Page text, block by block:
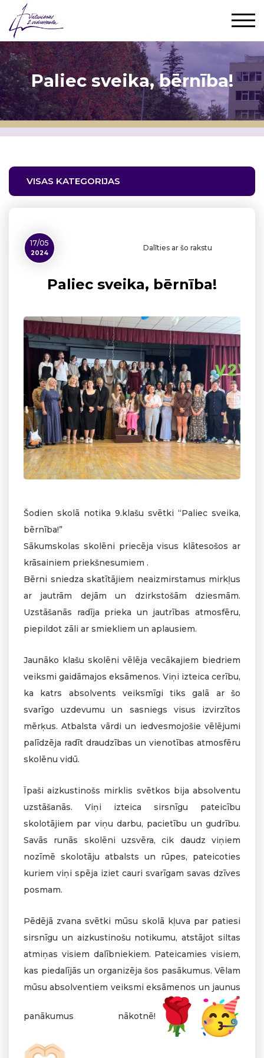
Paliec sveika, bērnība!
VISAS KATEGORIJAS
17/05
2024
Dalīties ar šo rakstu
Paliec sveika, bērnība!
Šodien skolā notika 9.klašu svētki “Paliec sveika,
bērnība!”
Sākumskolas skolēni priecēja visus klātesošos ar
krāsainiem priekšnesumiem .
Bērni sniedza skatītājiem neaizmirstamus mirkļus
ar jautrām dejām un dzirkstošām dziesmām.
Uzstāšanās radīja prieka un jautrības atmosfēru,
piepildot zāli ar smiekliem un aplausiem.
Jaunāko klašu skolēni vēlēja vecākajiem biedriem
veiksmi gaidāmajos eksāmenos. Viņi izteica cerību,
ka katrs absolvents veiksmīgi tiks galā ar šo
svarīgo uzdevumu un sasniegs visus izvirzītos
mērķus. Atbalsta vārdi un iedvesmojošie vēlējumi
palīdzēja radīt draudzības un vienotības atmosfēru
skolēnu vidū.
Īpaši aizkustinošs mirklis svētkos bija absolventu
uzstāšanās. Viņi izteica sirsnīgu pateicību
skolotājiem par viņu darbu, pacietību un gudrību.
Savās runās skolēni uzsvēra, cik daudz viņiem
nozīmē skolotāju atbalsts un rūpes, pateicoties
kuriem viņi spēja iziet cauri svarīgam savas dzīves
posmam.
Pēdējā zvana svētki mūsu skolā kļuva par patiesi
sirsnīgu un aizkustinošu notikumu, atstājot siltas
atmiņas visiem dalībniekiem. Pateicamies visiem,
kas piedalījās un organizēja šos pasākumus. Vēlam
mūsu absolventiem veiksmi eksāmenos un jaunus
panākumus nākotnē!